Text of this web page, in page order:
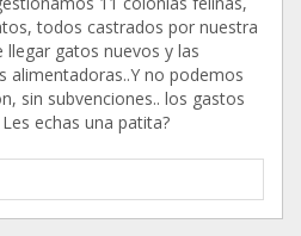
todos castrados por nuestra
gatos nuevos y las
alimentadoras..Y no podemos
sin subvenciones.. los gastos
echas una patita?